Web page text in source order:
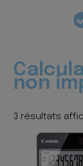
non
3 résultats